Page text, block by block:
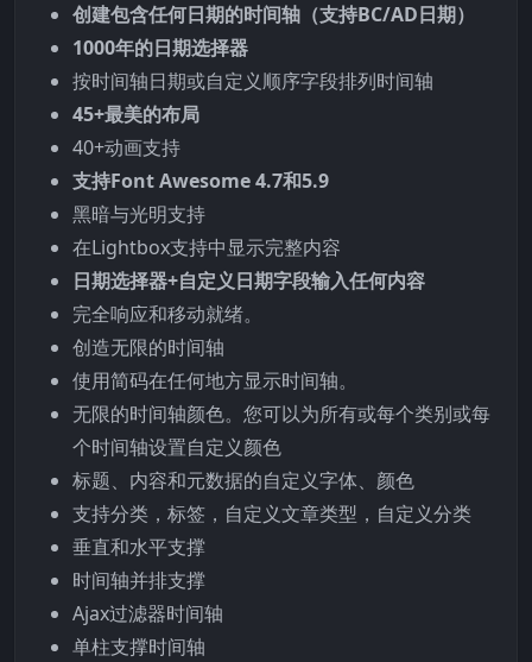
创建包含任何日期的时间轴（支持BC/AD日期）
1000年的日期选择器
按时间轴日期或自定义顺序字段排列时间轴
45+最美的布局
40+动画支持
支持Font Awesome 4.7和5.9
黑暗与光明支持
在Lightbox支持中显示完整内容
日期选择器+自定义日期字段输入任何内容
完全响应和移动就绪。
创造无限的时间轴
使用简码在任何地方显示时间轴。
无限的时间轴颜色。您可以为所有或每个类别或每
个时间轴设置自定义颜色
标题、内容和元数据的自定义字体、颜色
支持分类，标签，自定义文章类型，自定义分类
垂直和水平支撑
时间轴并排支撑
Ajax过滤器时间轴
单柱支撑时间轴